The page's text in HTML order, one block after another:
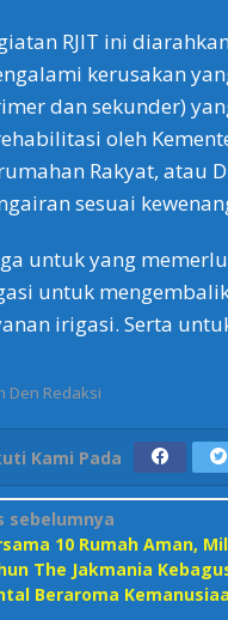
RJIT ini
kerusakan
dan sekunder)
oleh
Rakyat, atau
sesuai
untuk yang
untuk
irigasi. Serta
Den Redaksi
Kami Pada
sebelumnya
10 Rumah Aman,
The Jakmania
Beraroma